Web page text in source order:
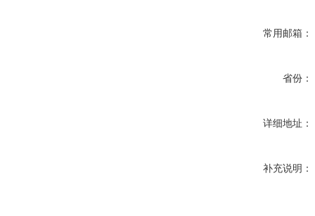
常用邮箱：
省份：
详细地址：
补充说明：